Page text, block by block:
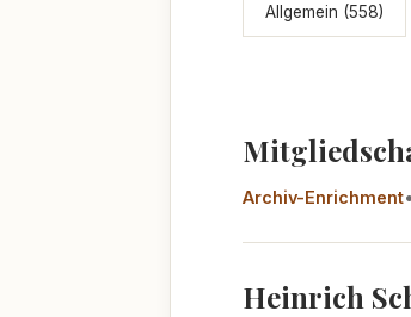
Allgemein (558)
Archiv-Enrichment•
Heinrich